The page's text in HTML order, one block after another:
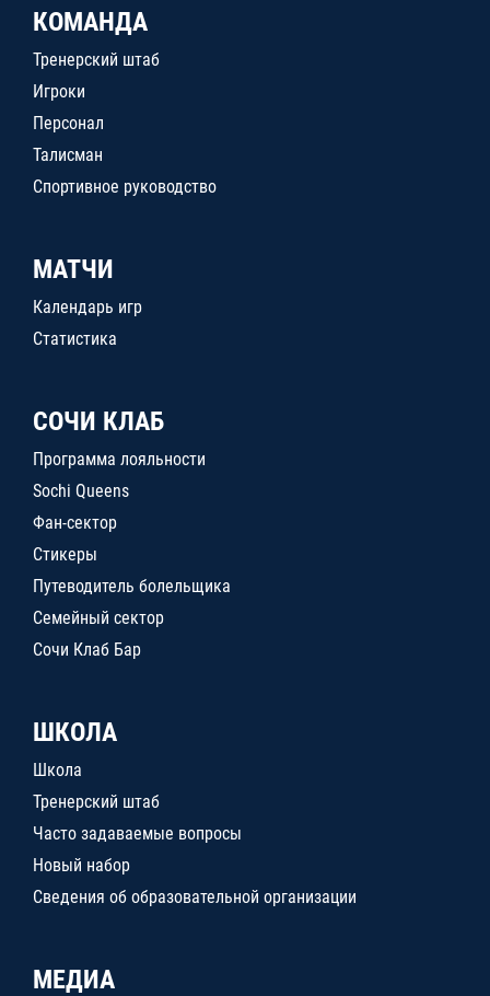
КОМАНДА
Тренерский штаб
Игроки
Персонал
Талисман
Спортивное руководство
МАТЧИ
Календарь игр
Статистика
СОЧИ КЛАБ
Программа лояльности
Sochi Queens
Фан-сектор
Стикеры
Путеводитель болельщика
Семейный сектор
Сочи Клаб Бар
ШКОЛА
Школа
Тренерский штаб
Часто задаваемые вопросы
Новый набор
Сведения об образовательной организации
МЕДИА